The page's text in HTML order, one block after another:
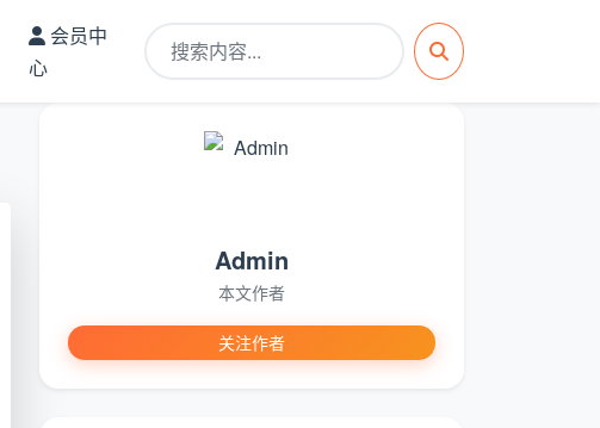
会员中
心
Admin
本文作者
关注作者